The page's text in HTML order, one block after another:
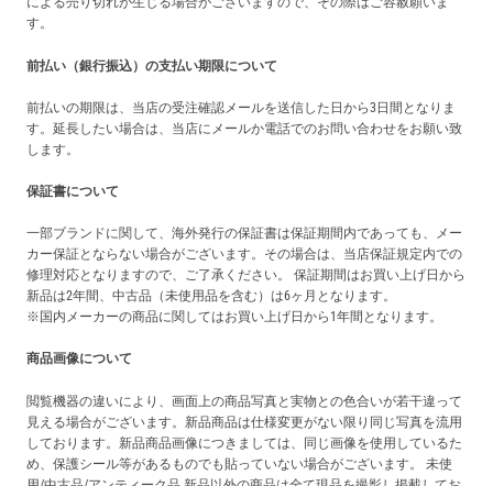
す。
前払い（銀行振込）の支払い期限について
前払いの期限は、当店の受注確認メールを送信した日から3日間となりま
す。延長したい場合は、当店にメールか電話でのお問い合わせをお願い致
します。
保証書について
一部ブランドに関して、海外発行の保証書は保証期間内であっても、メー
カー保証とならない場合がございます。その場合は、当店保証規定内での
修理対応となりますので、ご了承ください。 保証期間はお買い上げ日から
新品は2年間、中古品（未使用品を含む）は6ヶ月となります。
※国内メーカーの商品に関してはお買い上げ日から1年間となります。
商品画像について
閲覧機器の違いにより、画面上の商品写真と実物との色合いが若干違って
見える場合がございます。新品商品は仕様変更がない限り同じ写真を流用
しております。新品商品画像につきましては、同じ画像を使用しているた
め、保護シール等があるものでも貼っていない場合がございます。 未使